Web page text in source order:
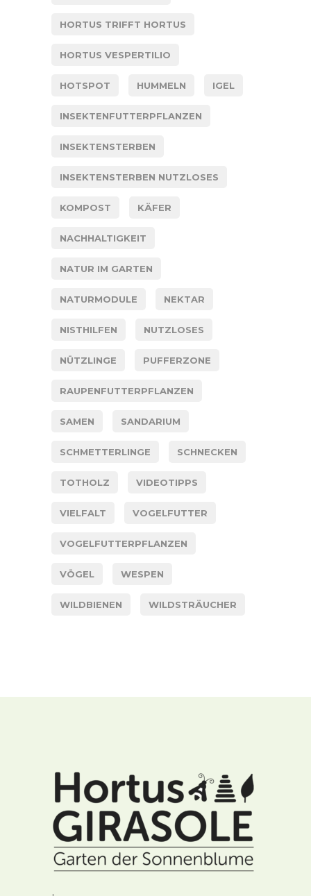
HORTUS TRIFFT HORTUS
HORTUS VESPERTILIO
HOTSPOT HUMMELN IGEL
INSEKTENFUTTERPFLANZEN
INSEKTENSTERBEN
INSEKTENSTERBEN NUTZLOSES
KOMPOST KÄFER
NACHHALTIGKEIT
NATUR IM GARTEN
NATURMODULE NEKTAR
NISTHILFEN NUTZLOSES
NÜTZLINGE PUFFERZONE
RAUPENFUTTERPFLANZEN
SAMEN SANDARIUM
SCHMETTERLINGE SCHNECKEN
TOTHOLZ VIDEOTIPPS
VIELFALT VOGELFUTTER
VOGELFUTTERPFLANZEN
VÖGEL WESPEN
WILDBIENEN WILDSTRÄUCHER